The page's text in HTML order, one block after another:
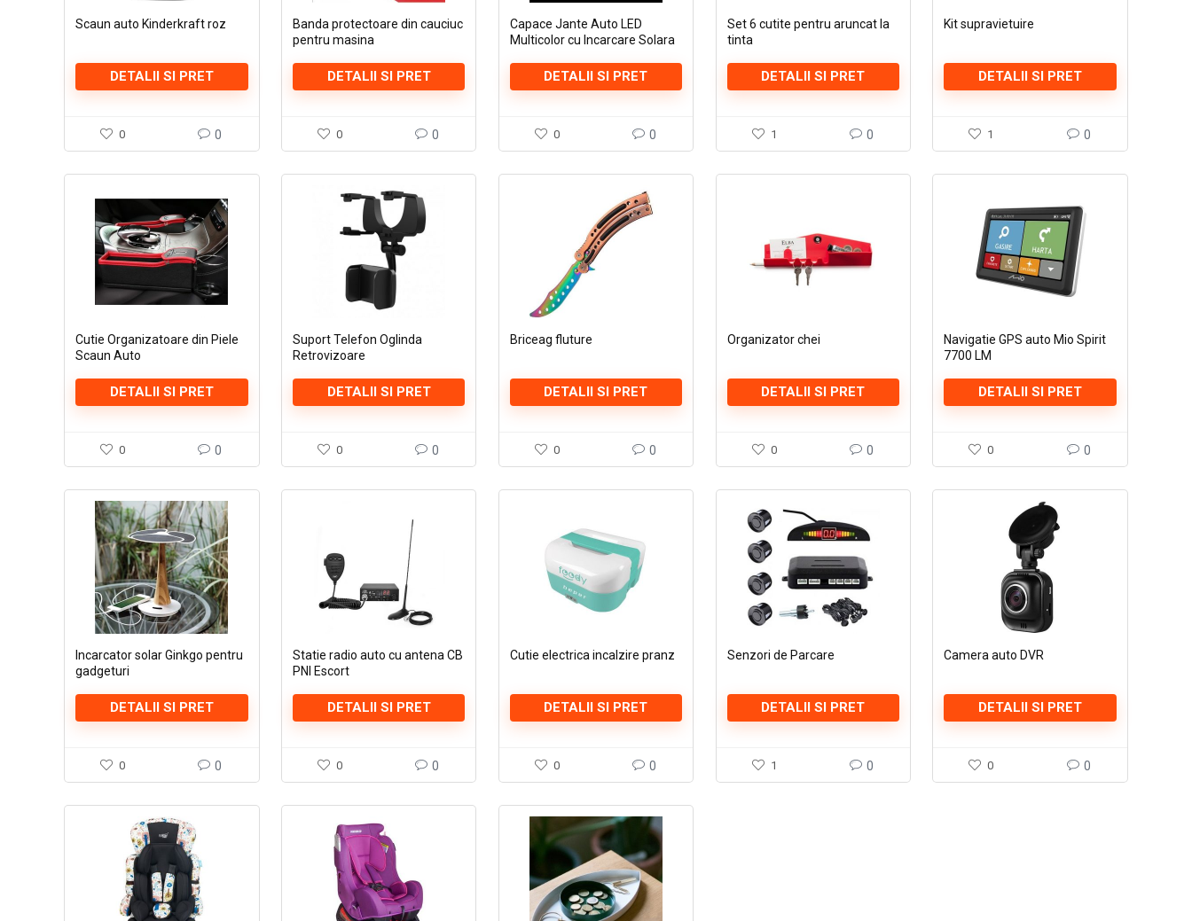
Scaun auto Kinderkraft roz
DETALII SI PRET
0 0
Banda protectoare din cauciuc
pentru masina
DETALII SI PRET
0 0
Capace Jante Auto LED
Multicolor cu Incarcare Solara
DETALII SI PRET
0 0
Set 6 cutite pentru aruncat la
tinta
DETALII SI PRET
1 0
Kit supravietuire
DETALII SI PRET
1 0
Cutie Organizatoare din Piele
Scaun Auto
DETALII SI PRET
0 0
Suport Telefon Oglinda
Retrovizoare
DETALII SI PRET
0 0
Briceag fluture
DETALII SI PRET
0 0
Organizator chei
DETALII SI PRET
0 0
Navigatie GPS auto Mio Spirit
7700 LM
DETALII SI PRET
0 0
Incarcator solar Ginkgo pentru
gadgeturi
DETALII SI PRET
0 0
Statie radio auto cu antena CB
PNI Escort
DETALII SI PRET
0 0
Cutie electrica incalzire pranz
DETALII SI PRET
0 0
Senzori de Parcare
DETALII SI PRET
1 0
Camera auto DVR
DETALII SI PRET
0 0